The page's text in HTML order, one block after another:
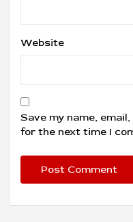
Website
Save my name,
for the next time I